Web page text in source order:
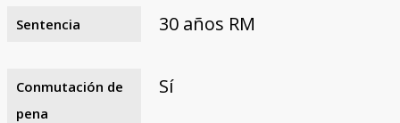
Sentencia 30 años RM
Conmutación de
pena
Sí